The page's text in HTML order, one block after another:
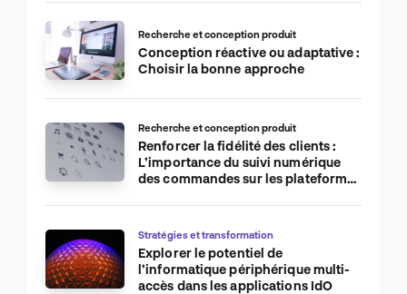
Recherche et conception produit
Conception réactive ou adaptative :
Choisir la bonne approche
Recherche et conception produit
Renforcer la fidélité des clients :
L’importance du suivi numérique
des commandes sur les plateformes
Stratégies et transformation
Explorer le potentiel de
l’informatique périphérique multi-
accès dans les applications IdO